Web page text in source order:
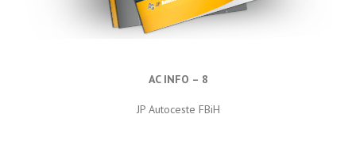
AC INFO – 8
JP Autoceste FBiH